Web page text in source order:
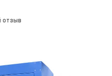
отзыв